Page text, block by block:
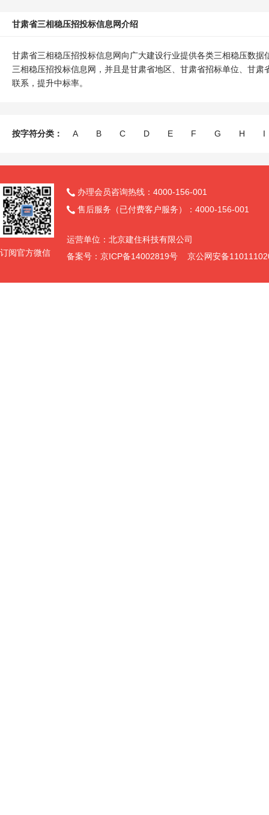
甘肃省三相稳压招投标信息网介绍
甘肃省三相稳压招投标信息网向广大建设行业提供各类三相稳压数
三相稳压招投标信息网，并且是甘肃省地区、甘肃省招标单位、甘
联系，提升中标率。
按字符分类： A B C D E F G H I
订阅官方微信
 办理会员咨询热线：4000-156-001
 售后服务（已付费客户服务）：4000-156-001
运营单位：北京建住科技有限公司
备案号：京ICP备14002819号 京公网安备